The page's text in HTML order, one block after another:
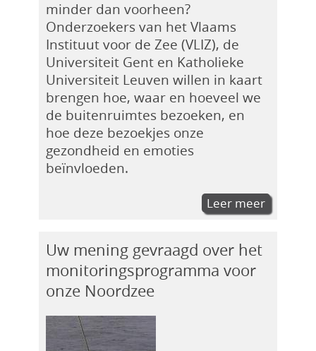
minder dan voorheen?
Onderzoekers van het Vlaams
Instituut voor de Zee (VLIZ), de
Universiteit Gent en Katholieke
Universiteit Leuven willen in kaart
brengen hoe, waar en hoeveel we
de buitenruimtes bezoeken, en
hoe deze bezoekjes onze
gezondheid en emoties
beïnvloeden.
Leer meer
Uw mening gevraagd over het
monitoringsprogramma voor
onze Noordzee